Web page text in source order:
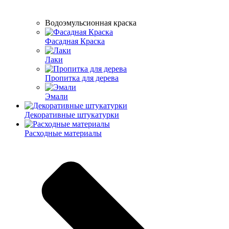
Водоэмульсионная краска
Фасадная Краска
Лаки
Пропитка для дерева
Эмали
Декоративные штукатурки
Расходные материалы